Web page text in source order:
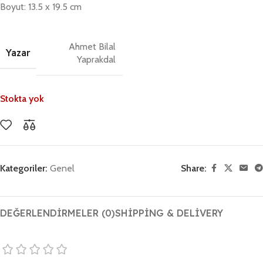
Boyut: 13.5 x 19.5 cm
Yazar
Ahmet Bilal
Yaprakdal
Stokta yok
Kategoriler: Genel Share:
DEĞERLENDIRMELER (0)SHIPPING & DELIVERY